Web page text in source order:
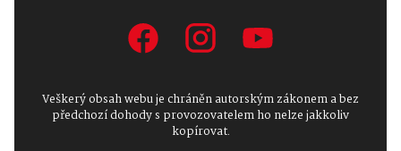
Veškerý obsah webu je chráněn autorským zákonem a bez
předchozí dohody s provozovatelem ho nelze jakkoliv
kopírovat.